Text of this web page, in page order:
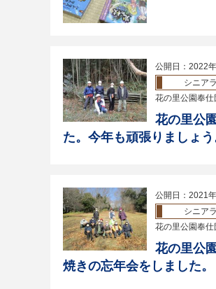
公開日：2022
シニア
花の里公園奉仕
花の里公
た。今年も頑張りましょう
公開日：2021
シニア
花の里公園奉仕
花の里公
焼きの忘年会をしました。